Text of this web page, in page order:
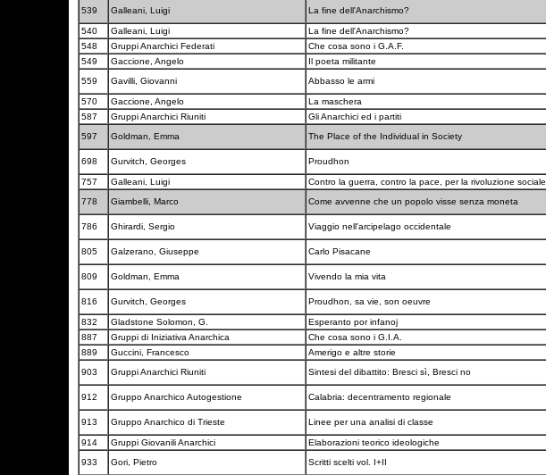
539 Galleani, Luigi La fine dell'Anarchismo?
540 Galleani, Luigi La fine dell'Anarchismo?
548
Gruppi Anarchici Federati Che cosa sono i G.A.F.
549
Gaccione, Angelo Il poeta militante
559
Gavilli, Giovanni Abbasso le armi
570
Gaccione, Angelo La maschera
587
Gruppi Anarchici Riuniti Gli Anarchici ed i partiti
597
Goldman, Emma The Place of the Individual in Society
698 Gurvitch, Georges Proudhon
757
Galleani, Luigi Contro la guerra, contro la pace, per la rivoluzione sociale
778
Giambelli, Marco Come avvenne che un popolo visse senza moneta
786 Ghirardi, Sergio Viaggio nell'arcipelago occidentale
805 Galzerano, Giuseppe Carlo Pisacane
809
Goldman, Emma Vivendo la mia vita
816 Gurvitch, Georges Proudhon, sa vie, son oeuvre
832 Gladstone Solomon, G. Esperanto por infanoj
887
Gruppi di Iniziativa Anarchica Che cosa sono i G.I.A.
889
Guccini, Francesco Amerigo e altre storie
903
Gruppi Anarchici Riuniti Sintesi del dibattito: Bresci sì, Bresci no
912
Gruppo Anarchico Autogestione Calabria: decentramento regionale
913 Gruppo Anarchico di Trieste Linee per una analisi di classe
914 Gruppi Giovanili Anarchici Elaborazioni teorico ideologiche
933
Gori, Pietro Scritti scelti vol. I+II